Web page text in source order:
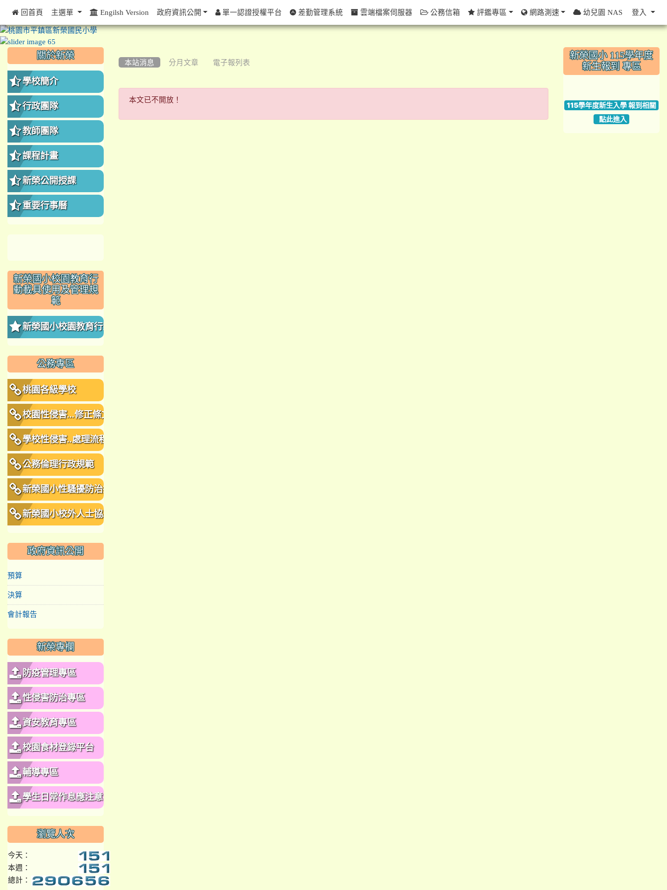
本站消息 分月文章 電子報列表
本文已不開放！
本文已不開放！
::: 關於新榮
學校簡介
行政團隊
教師團隊
課程計畫
新榮公開授課
重要行事曆
新榮國小校園教育行
動載具使用及管理規
範
新榮國小校園教育行動
公務專區
桃園各級學校
校園性侵害...修正條文
學校性侵害..處理流程
公務倫理行政規範
新榮國小性騷擾防治措
施、申訴及懲戒規範
新榮國小校外人士協助
政府資訊公開
預算
決算
會計報告
新榮專欄
防疫管理專區
性侵害防治專區
資安教育專區
校園食材登錄平台
輔導專區
學生日常作息應注意事
瀏覽人次
今天：
本週：
總計：
:::
新榮國小 115學年度
新生報到 專區
115學年度新生入學 報到相關
點此進入
::: 回首頁 主選單 Engilsh Version 政府資訊公開 單一認證授權平台 差勤管理系統 雲端檔案伺服器 公務信箱 評鑑專區 網路測速 幼兒園 NAS 登入